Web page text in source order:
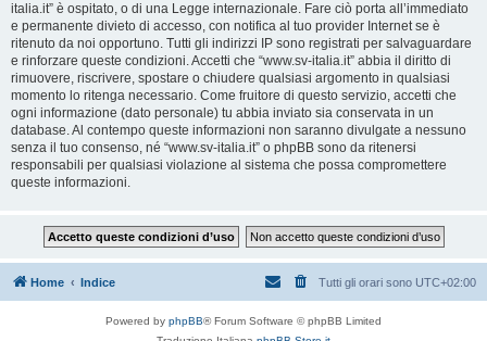
italia.it” è ospitato, o di una Legge internazionale. Fare ciò porta all’immediato
e permanente divieto di accesso, con notifica al tuo provider Internet se è
ritenuto da noi opportuno. Tutti gli indirizzi IP sono registrati per salvaguardare
e rinforzare queste condizioni. Accetti che “www.sv-italia.it” abbia il diritto di
rimuovere, riscrivere, spostare o chiudere qualsiasi argomento in qualsiasi
momento lo ritenga necessario. Come fruitore di questo servizio, accetti che
ogni informazione (dato personale) tu abbia inviato sia conservata in un
database. Al contempo queste informazioni non saranno divulgate a nessuno
senza il tuo consenso, né “www.sv-italia.it” o phpBB sono da ritenersi
responsabili per qualsiasi violazione al sistema che possa compromettere
queste informazioni.
Home Indice Tutti gli orari sono UTC+02:00
Powered by phpBB® Forum Software © phpBB Limited